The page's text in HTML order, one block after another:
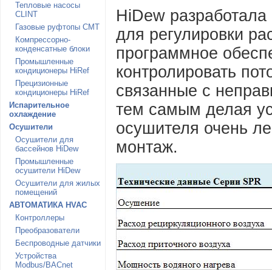
Тепловые насосы
CLINT
Газовые руфтопы CMT
Компрессорно-
конденсатные блоки
Промышленные
кондиционеры HiRef
Прецизионные
кондиционеры HiRef
Испарительное
охлаждение
Осушители
Осушители для
бассейнов HiDew
Промышленные
осушители HiDew
Осушители для жилых
помещений
АВТОМАТИКА HVAC
Контроллеры
Преобразователи
Беспроводные датчики
Устройства
Modbus/BACnet
HiDew
для регулировки
программное
контролировать
связанные с
тем самым делая
осушителя очень
монтаж.